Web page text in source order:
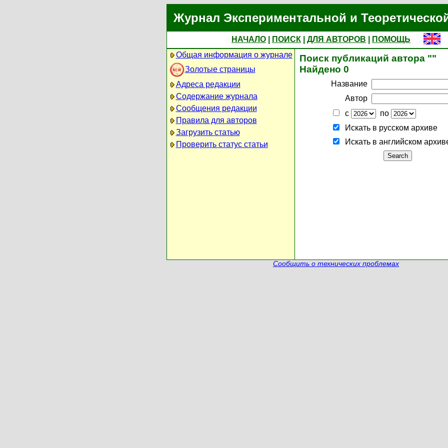
Журнал Экспериментальной и
НАЧАЛО ПОИСК ДЛЯ АВТОРОВ
ПОМОЩЬ
Общая информация о журнале
Золотые страницы
Адреса редакции
Содержание журнала
Сообщения редакции
Правила для авторов
Загрузить статью
Проверить статус статьи
Поиск публикаций автора ""
Найдено 0
Название
Автор
с
по
Искать в русском архиве
Искать в английском
Сообщить о технических проблемах